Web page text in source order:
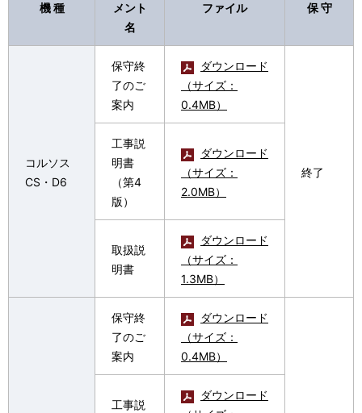
機 種
メント
名
ファイル 保 守
コルソス
CS・D6
保守終
了のご
案内
ダウンロード
（サイズ：
0.4MB）
終了
工事説
明書
（第4
版）
ダウンロード
（サイズ：
2.0MB）
取扱説
明書
ダウンロード
（サイズ：
1.3MB）
保守終
了のご
案内
ダウンロード
（サイズ：
0.4MB）
工事説
ダウンロード